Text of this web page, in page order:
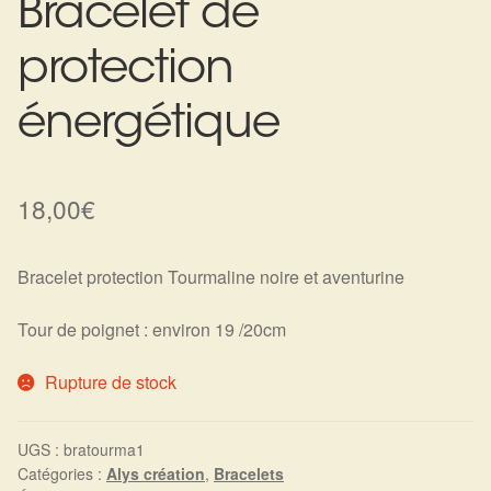
Harmonisation de l’être
Soin beauté
Sels de bain
Encens
Déco
Cadeaux de naissance
Ésotérisme : les pratiques spirituelles du monde invisible
Bracelet de
protection
énergétique
18,00€
Bracelet protection Tourmaline noire et aventurine
Tour de poignet : environ 19 /20cm
Rupture de stock
UGS : bratourma1
Catégories : Alys création, Bracelets